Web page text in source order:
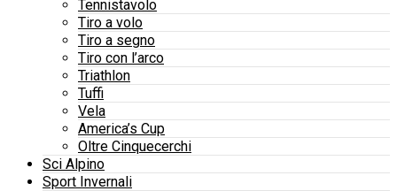
Tennistavolo
Tiro a volo
Tiro a segno
Tiro con l’arco
Triathlon
Tuffi
Vela
America’s Cup
Oltre Cinquecerchi
Sci Alpino
Sport Invernali